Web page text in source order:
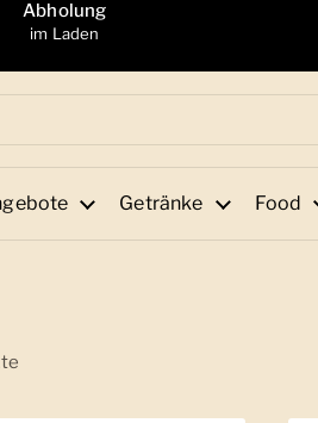
Abholung
im Laden
Getränke Food